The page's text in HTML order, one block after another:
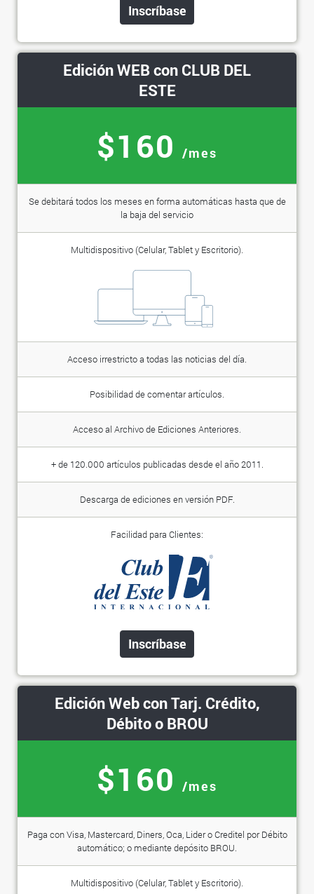
Inscríbase
Edición WEB con CLUB DEL
ESTE
$160 /mes
Se debitará todos los meses en forma automáticas hasta que de
la baja del servicio
Multidispositivo (Celular, Tablet y Escritorio).
Acceso irrestricto a todas las noticias del día.
Posibilidad de comentar artículos.
Acceso al Archivo de Ediciones Anteriores.
+ de 120.000 artículos publicadas desde el año 2011.
Descarga de ediciones en versión PDF.
Facilidad para Clientes:
Inscríbase
Edición Web con Tarj. Crédito,
Débito o BROU
$160 /mes
Paga con Visa, Mastercard, Diners, Oca, Lider o Creditel por Débito
automático; o mediante depósito BROU.
Multidispositivo (Celular, Tablet y Escritorio).